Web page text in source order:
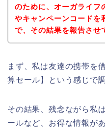
のために、オーガライフ
やキャンペーンコードを
で、その結果を報告させ
まず、私は友達の携帯を
算セール】という感じで
その結果、残念ながら私
ールなど、お得な情報が